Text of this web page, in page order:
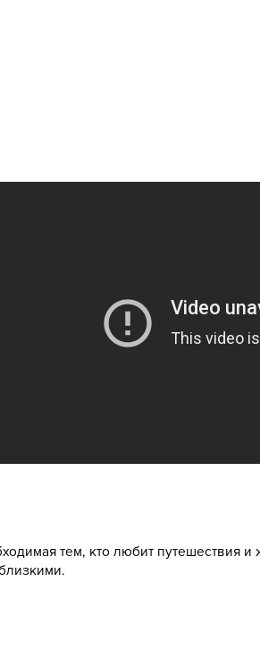
тем, кто любит путешествия